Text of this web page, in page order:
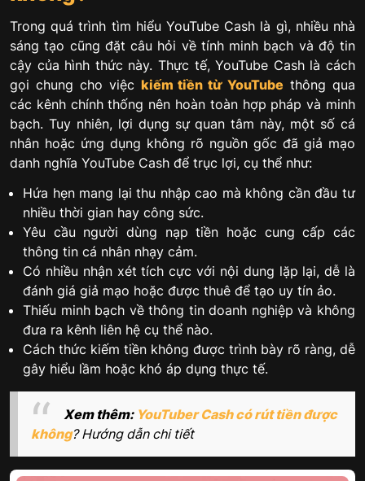
Trong quá trình tìm hiểu YouTube Cash là gì, nhiều nhà
sáng tạo cũng đặt câu hỏi về tính minh bạch và độ tin
cậy của hình thức này. Thực tế, YouTube Cash là cách
gọi chung cho việc kiếm tiền từ YouTube thông qua
các kênh chính thống nên hoàn toàn hợp pháp và minh
bạch. Tuy nhiên, lợi dụng sự quan tâm này, một số cá
nhân hoặc ứng dụng không rõ nguồn gốc đã giả mạo
danh nghĩa YouTube Cash để trục lợi, cụ thể như:
Hứa hẹn mang lại thu nhập cao mà không cần đầu tư
nhiều thời gian hay công sức.
Yêu cầu người dùng nạp tiền hoặc cung cấp các
thông tin cá nhân nhạy cảm.
Có nhiều nhận xét tích cực với nội dung lặp lại, dễ là
đánh giá giả mạo hoặc được thuê để tạo uy tín ảo.
Thiếu minh bạch về thông tin doanh nghiệp và không
đưa ra kênh liên hệ cụ thể nào.
Cách thức kiếm tiền không được trình bày rõ ràng, dễ
gây hiểu lầm hoặc khó áp dụng thực tế.
Xem thêm: YouTuber Cash có rút tiền được
không? Hướng dẫn chi tiết